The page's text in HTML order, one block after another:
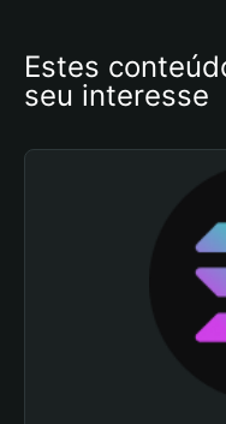
Estes
seu interesse